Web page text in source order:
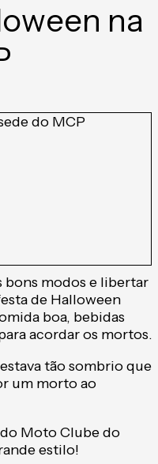
na
bons modos e libertar
de Halloween
boa, bebidas
acordar os mortos.
tão sombrio que
um morto ao
do Moto Clube do
estilo!